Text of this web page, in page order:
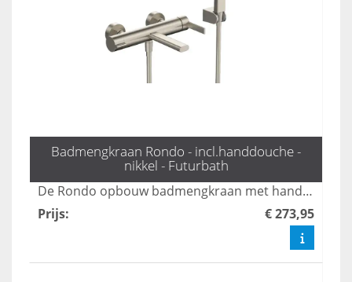
Badmengkraan Rondo - incl.handdouche -
nikkel - Futurbath
De Rondo opbouw badmengkraan met handdouche in mat goud biedt een stijlvolle en veelzijdige oplossing voor uw badkamer. Met drie standen zorgt deze kraan voor een comfortabele en aangepaste waterstroom, terwijl het luxe ontwerp een moderne uitstraling aan elke ruimte geeft. Geniet van zowel functionaliteit als elegantie met deze hoogwaardige mengkraan.
Prijs: € 273,95